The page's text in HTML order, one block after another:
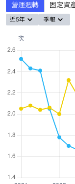
營運週轉 固定資
近5年 季報